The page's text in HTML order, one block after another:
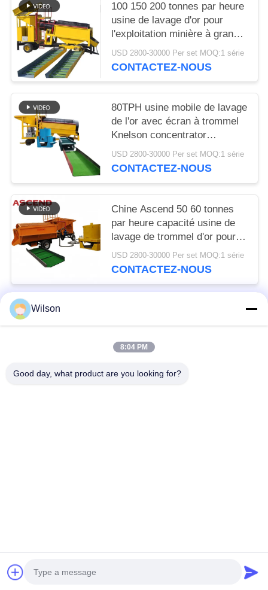
100 150 200 tonnes par heure
usine de lavage d'or pour
l'exploitation minière à grande
échelle en Egypte Afrique du
Sud
USD 2800-30000 Per set MOQ:1 série
CONTACTEZ-NOUS
80TPH usine mobile de lavage
de l'or avec écran à trommel
Knelson concentrator
centrifugeur d'or et tuyau de
serrure
USD 2800-30000 Per set MOQ:1 série
CONTACTEZ-NOUS
Chine Ascend 50 60 tonnes
par heure capacité usine de
lavage de trommel d'or pour la
récupération de l'or alluvial en
Autriche
USD 2800-30000 Per set MOQ:1 série
CONTACTEZ-NOUS
Catégories populaires
Wilson
8:04 PM
Good day, what product are you looking for?